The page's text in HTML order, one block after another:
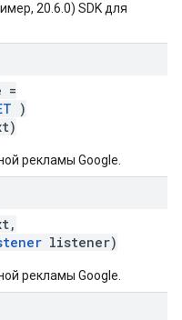
20.6.0) SDK для
=
)
рекламы Google.
listener)
рекламы Google.